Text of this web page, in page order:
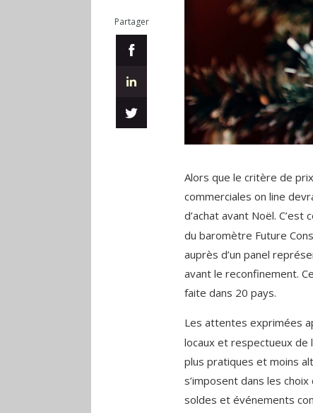
Partager
Alors que le critère de
commerciales on line
d’achat avant Noël.
du baromètre Future
auprès d’un panel
avant le reconfinement.
faite dans 20 pays.
Les attentes exprimées
locaux et respectueux de
plus pratiques et moins
s’imposent dans les
soldes et événements